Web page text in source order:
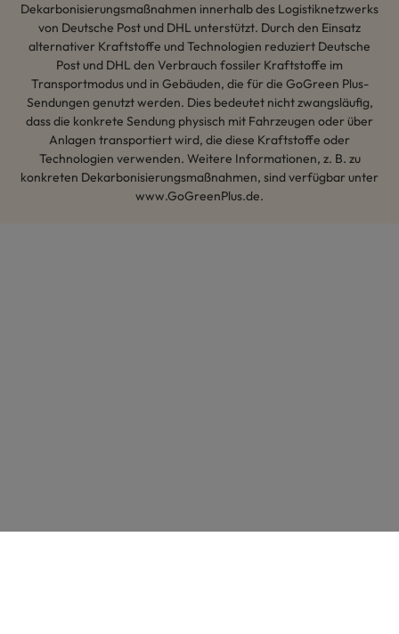
Dekarbonisierungsmaßnahmen innerhalb des Logistiknetzwerks
von Deutsche Post und DHL unterstützt. Durch den Einsatz
alternativer Kraftstoffe und Technologien reduziert Deutsche
Post und DHL den Verbrauch fossiler Kraftstoffe im
Transportmodus und in Gebäuden, die für die GoGreen Plus-
Sendungen genutzt werden. Dies bedeutet nicht zwangsläufig,
dass die konkrete Sendung physisch mit Fahrzeugen oder über
Anlagen transportiert wird, die diese Kraftstoffe oder
Technologien verwenden. Weitere Informationen, z. B. zu
konkreten Dekarbonisierungsmaßnahmen, sind verfügbar unter
www.GoGreenPlus.de.